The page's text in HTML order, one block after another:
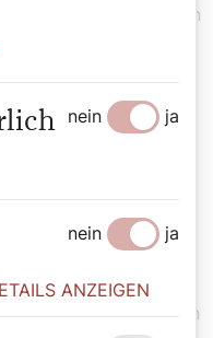
sicherer geworden
wie ein Licht, das
der Tag anbricht und
Herzen.
der Sieg Jesu über
und dessen
sie auf einen hohen
nein ja
nein ja
ANZEIGEN